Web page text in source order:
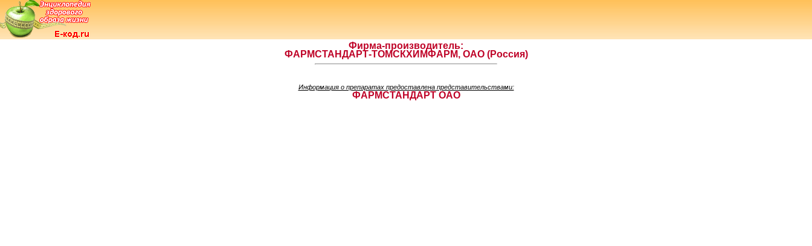
Фирма-производитель:
ФАРМСТАНДАРТ-ТОМСКХИМФАРМ, ОАО (Россия)
Информация о препаратах предоставлена представительствами:
ФАРМСТАНДАРТ ОАО